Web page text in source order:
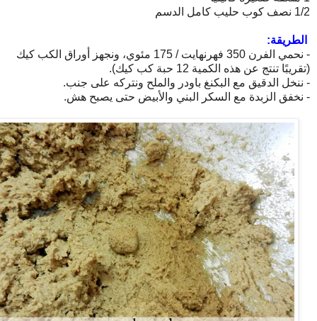
1/2 نصف كوب حليب كامل الدسم
الطريقة:
- نحمي الفرن 350 فهرنهايت / 175 مئوي، ونجهز أوراق الكب كيك
(تقريبًا تنتج عن هذه الكمية 12 حبة كب كيك).
- ننخل الدقيق مع البكنغ باودر والملح ونتركه على جنب.
- نخفق الزبدة مع السكر البني والأبيض حتى يصبح هش.